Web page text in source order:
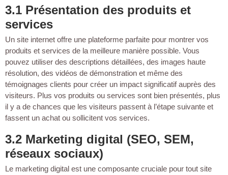
3.1 Présentation des produits et
services
Un site internet offre une plateforme parfaite pour montrer vos
produits et services de la meilleure manière possible. Vous
pouvez utiliser des descriptions détaillées, des images haute
résolution, des vidéos de démonstration et même des
témoignages clients pour créer un impact significatif auprès des
visiteurs. Plus vos produits ou services sont bien présentés, plus
il y a de chances que les visiteurs passent à l’étape suivante et
fassent un achat ou sollicitent vos services.
3.2 Marketing digital (SEO, SEM,
réseaux sociaux)
Le marketing digital est une composante cruciale pour tout site